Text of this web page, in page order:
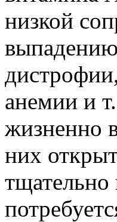
низкой
анемии и
жизненно
них
тщательно